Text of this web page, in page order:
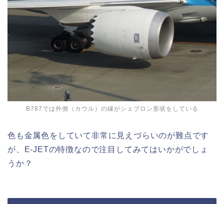
B787では外側（カウル）の縁がシェブロン形状をしている
色も金属色をしていて非常に見えづらいのが難点です
が、E-JETの特徴なので注目してみてはいかがでしょ
うか？